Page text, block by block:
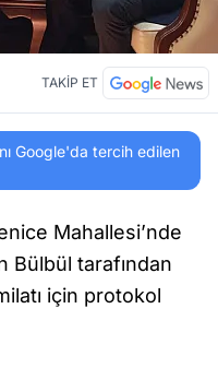
TAKİP ET
Google'da tercih edilen
Mahallesi’nde
Bülbül tarafından
için protokol